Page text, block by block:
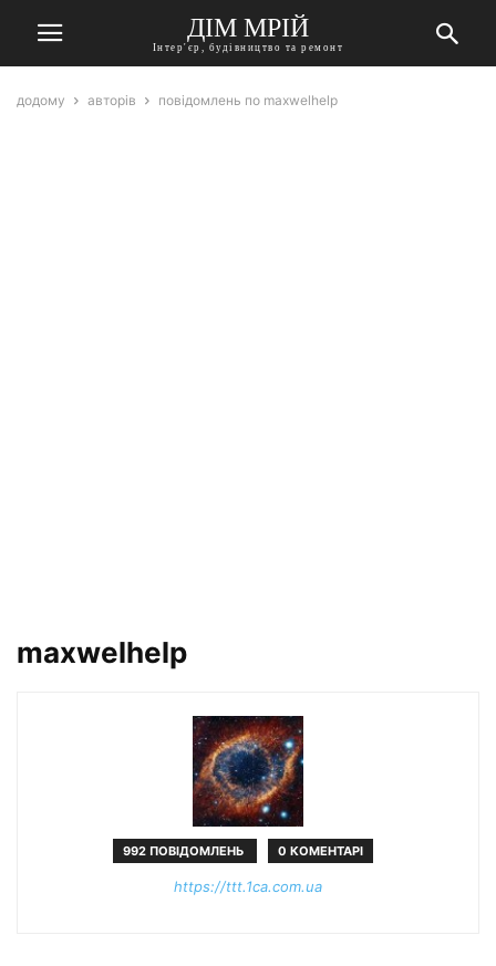
ДІМ МРІЙ
Інтер'єр, будівництво та ремонт
додому авторів повідомлень по maxwelhelp
maxwelhelp
992 ПОВІДОМЛЕНЬ 0 КОМЕНТАРІ
https://ttt.1ca.com.ua